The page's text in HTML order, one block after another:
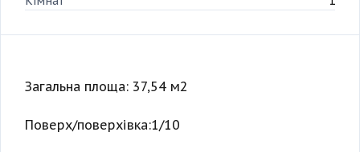
Загальна площа: 37,54 м2
Поверх/поверхівка:1/10